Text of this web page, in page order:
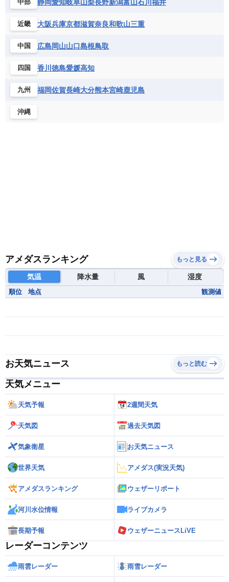
中部 静岡愛知 岐阜 山梨長野新潟富山 石川 福井
近畿 大阪兵庫京都滋賀奈良和歌山三重
中国 広島岡山山口島根鳥取
四国 香川 徳島愛媛高知
九州 福岡佐賀長崎大分熊本宮崎鹿児島
沖縄
アメダスランキング もっと見る
気温 降水量 風 湿度
順位 地点 観測値
お天気ニュース もっと読む
天気メニュー
天気予報 2週間天気
天気図 過去天気図
気象衛星 お天気ニュース
世界天気 アメダス(実況天気)
アメダスランキング ウェザーリポート
河川水位情報 ライブカメラ
長期予報 ウェザーニュースLiVE
レーダーコンテンツ
雨雲レーダー 雨雪レーダー